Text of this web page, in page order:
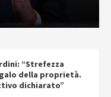
“Strefezza
della proprietà.
dichiarato”